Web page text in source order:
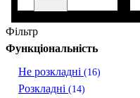
Фільтр
Функціональність
Не розкладні (16)
Розкладні (14)